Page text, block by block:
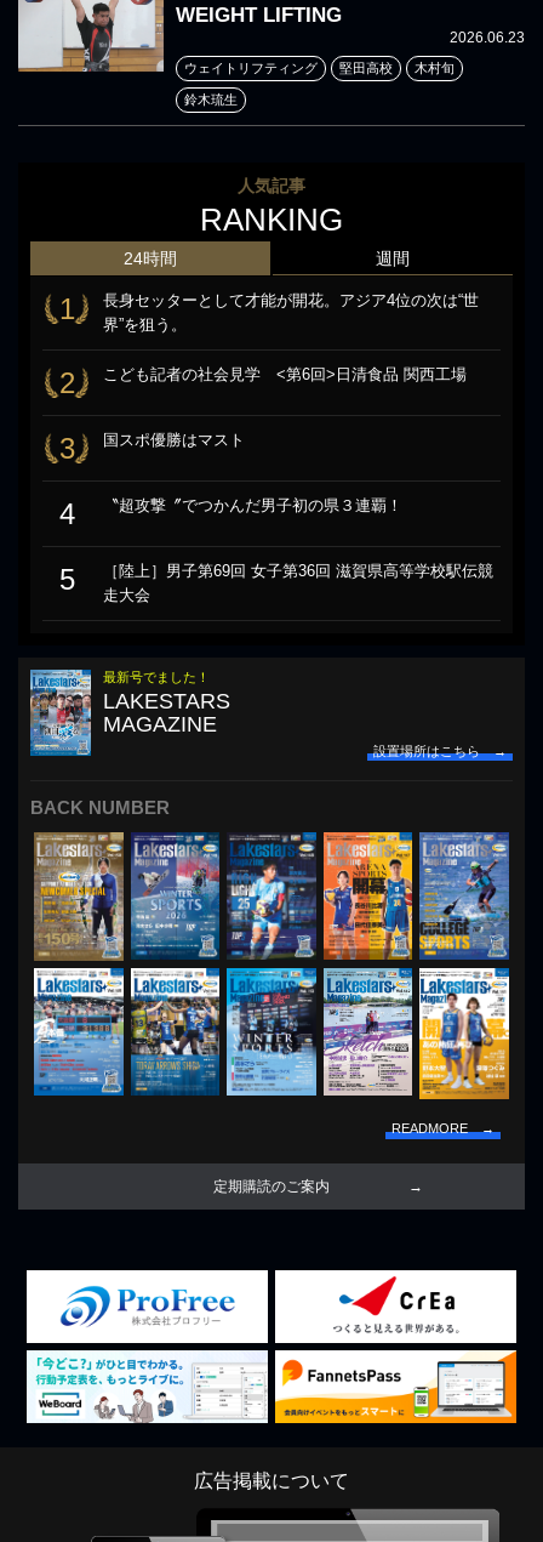
WEIGHT LIFTING
2026.06.23
ウェイトリフティング 堅田高校 木村旬
鈴木琉生
人気記事
RANKING
24時間
1
長身セッターとして才能が開花。アジア4位の次は“世
界”を狙う。
2 こども記者の社会見学 <第6回>日清食品 関西工場
3 国スポ優勝はマスト
4 〝超攻撃〞でつかんだ男子初の県３連覇！
5
［陸上］男子第69回 女子第36回 滋賀県高等学校駅伝競
走大会
週間
最新号でました！
LAKESTARS
MAGAZINE
設置場所はこちら →
BACK NUMBER
READMORE →
定期購読のご案内
広告掲載について